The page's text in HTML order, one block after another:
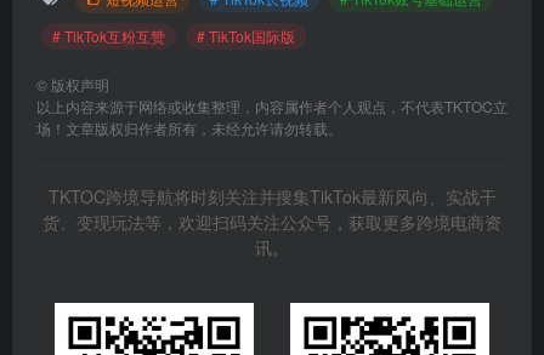
# TikTok互粉互赞
# TikTok国际版
© 版权声明
以上内容来源于网络或收集整理，内容属作者个人观点，不代表TKTOC立
场！文章版权归作者所有，未经允许请勿转载。
TKTOC跨境导航将时刻关注并搜集TikTok最新风向、实战干
货、变现玩法等，欢迎扫码关注公众号，获取更多跨境电商资
讯。